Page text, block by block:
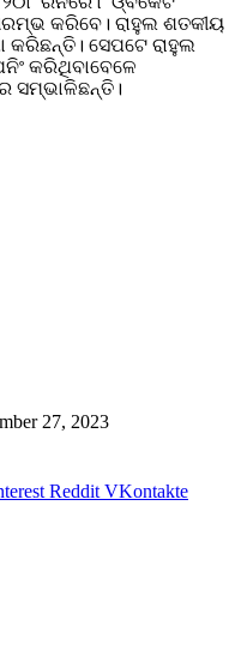
କରିବେ। ରାହୁଲ ଶତକୀୟ
କରିଛନ୍ତି। ସେପଟେ ରାହୁଲ
କରିଥିବାବେଳେ
ସମ୍ଭାଳିଛନ୍ତି।
27, 2023
Reddit VKontakte